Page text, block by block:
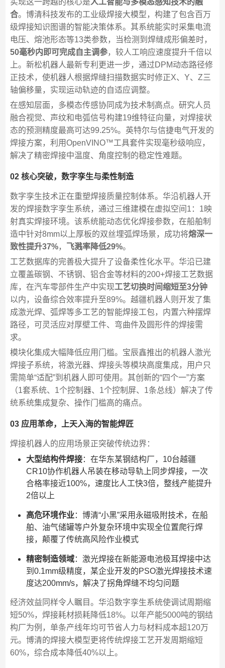
合。博清科技发布的工业级焊接大模型，构建了包含百万
级焊接知识图谱的智能决策体系。其系统能实时采集电流
电压、熔池形态等13类参数，当检测到焊缝成形偏差时，
50毫秒内即可完成自主调参，较人工响应速度提升千倍以
上。新松机器人最新专利更进一步，通过DPM动态路径修
正技术，使机器人根据焊缝扫描数据实时修正X、Y、Z三
轴偏移量，实现运动轨迹的自适应调整。
在感知层面，多模态传感协同成为技术制高点。研究人员
融合视觉、声纹和电弧信号构建19维特征向量，对焊接状
态的预测精度最高可达99.25%。英特尔与信捷电气开发的
焊接方案，利用OpenVINO™工具套件实现毫秒级响应，
解决了精密焊接中温度、角度控制的稳定性难题。
02 核心突破，数字孪生与柔性制造
数字孪生技术正在重塑焊接质量控制体系。华沿机器人开
发的焊接数字孪生系统，通过三维建模在虚拟空间1：1映
射真实焊接环境。该系统能动态优化焊接参数，在船舶制
造中针对8mm以上厚板的双丝埋弧焊场景，成功将熔深一
致性提升37%， 飞溅率降低29%。
工艺数据库的完善极大提升了设备柔性化水平。华沿已建
立覆盖碳钢、不锈钢、铝合金等材料的200+焊接工艺数据
库，在汽车零部件生产中实现工艺切换时间缩短至3分钟
以内，设备综合效率提升至89%。越疆机器人则开发了集
成激光焊、弧焊等多工艺的智能焊接工包，内置六种摆焊
路径，可灵活应对厚壁工件、弯曲件及圆形件的焊接需
求。
模块化集成大幅降低应用门槛。宝辰鑫推出的机器人激光
焊接子系统，将激光器、焊接头等模块高度集成，用户只
需简单“适配”到机器人即可使用。其创新的“四个一”方案
（1套系统、1个控制器、1个控制屏、1条总线）解决了传
统系统集成复杂、操作门槛高的痛点。
03 应用革命，上天入海的智能焊匠
焊接机器人的应用场景正突破传统边界：
大型结构件焊接：在华东某钢结构厂，10台越疆
CR10协作机器人吊装在移动导轨上同步焊接，一次
合格率接近100%，速度比人工快3倍，整线产能提升
2倍以上
高危环境作业：博清“小黑”采用永磁吸附技术，在船
舶、油气储罐等户外复杂环境中实现全位置爬行焊
接，颠覆了传统高风险作业模式
精密制造领域：激光焊接在新能源电池极耳焊接中达
到0.1mm级精度，某企业开发的PSO激光焊接技术速
度达200mm/s，解决了拐角焊缝不均匀问题
经济效益同样令人瞩目。华沿数字孪生系统使调试周期缩
短50%，焊接耗材损耗降低18%。以年产能5000吨的钢结
构厂为例，单条产线年均可节省人力与材料成本超120万
元。博清的焊接大模型更将传统焊接工艺开发周期缩短
60%，综合成本降低40%以上。